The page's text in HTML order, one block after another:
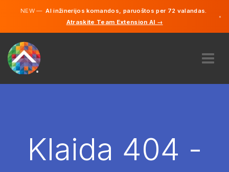
NEW —AI inžinerijos komandos, paruoštos per 72 valandas.
Atraskite Team Extension AI →
×
SAMDYTI
Anglų
Klaida 404 -